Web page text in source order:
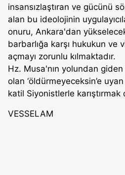
insansızlaştıran ve gücünü
alan bu ideolojinin
onuru, Ankara'dan
barbarlığa karşı hukukun ve
açmayı zorunlu kılmaktadır.
Hz. Musa'nın yolundan giden
olan ‘öldürmeyeceksin’e
katil Siyonistlerle
VESSELAM